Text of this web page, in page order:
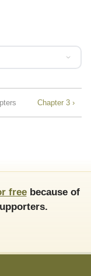
Chapter 3 ›
freebecause of